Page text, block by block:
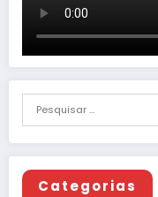
Categorias